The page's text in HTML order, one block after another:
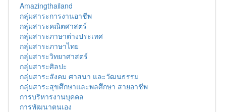
Amazingthailand
กลุ่มสาระการงานอาชีพ
กลุ่มสาระคณิตศาสตร์
กลุ่มสาระภาษาต่างประเทศ
กลุ่มสาระภาษาไทย
กลุ่มสาระวิทยาศาสตร์
กลุ่มสาระศิลปะ
กลุ่มสาระสังคม ศาสนา และวัฒนธรรม
กลุ่มสาระสุขศึกษาและพลศึกษา สายอาชีพ
การบริหารงานบุคคล
การพัฒนาตนเอง